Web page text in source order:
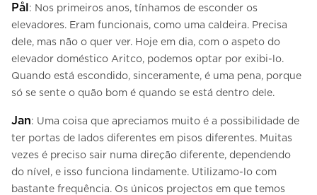
Pål: Nos primeiros anos, tínhamos de esconder os
elevadores. Eram funcionais, como uma caldeira. Precisa
dele, mas não o quer ver. Hoje em dia, com o aspeto do
elevador doméstico Aritco, podemos optar por exibi-lo.
Quando está escondido, sinceramente, é uma pena, porque
só se sente o quão bom é quando se está dentro dele.
Jan: Uma coisa que apreciamos muito é a possibilidade de
ter portas de lados diferentes em pisos diferentes. Muitas
vezes é preciso sair numa direção diferente, dependendo
do nível, e isso funciona lindamente. Utilizamo-lo com
bastante frequência. Os únicos projectos em que temos